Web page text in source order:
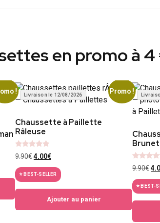
en promo à 4
! Promo !
Chaussette à Paillette
Râleuse
Note
4.67
sur 5
9.90€4.00€
⭐ BEST-SELLER
Ajouter au panier
Livraison le 12/08/2026
Note
5
sur 5
9.90€
⭐ BEST-